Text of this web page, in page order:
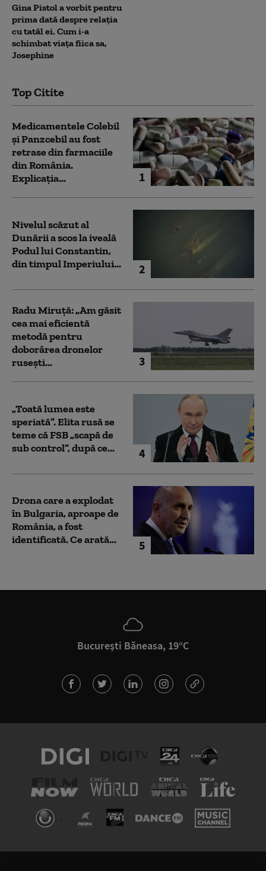
Gina Pistol a vorbit pentru
prima dată despre relația
cu tatăl ei. Cum i-a
schimbat viața fiica sa,
Josephine
Top Citite
1
Medicamentele Colebil
și Panzcebil au fost
retrase din farmaciile
din România.
Explicația...
2
Nivelul scăzut al
Dunării a scos la iveală
Podul lui Constantin,
din timpul Imperiului...
3
Radu Miruță: „Am găsit
cea mai eficientă
metodă pentru
doborârea dronelor
rusești...
4
„Toată lumea este
speriată”. Elita rusă se
teme că FSB „scapă de
sub control”, după ce...
5
Drona care a explodat
în Bulgaria, aproape de
România, a fost
identificată. Ce arată...
București Băneasa, 19°C